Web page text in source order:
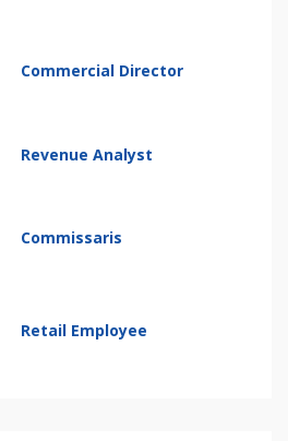
Commercial Director
Revenue Analyst
Commissaris
Retail Employee